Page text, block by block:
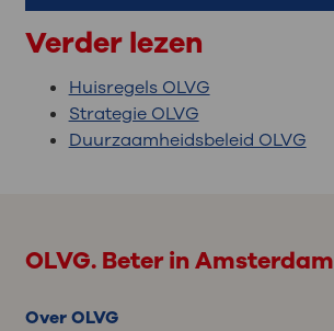
Verder lezen
Huisregels OLVG
Strategie OLVG
Duurzaamheidsbeleid OLVG
OLVG. Beter in Amsterdam
Over OLVG